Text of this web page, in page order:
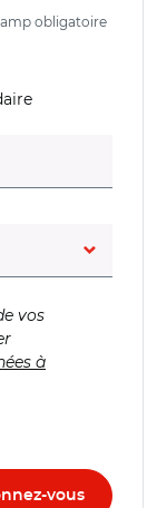
obligatoire
vos
à